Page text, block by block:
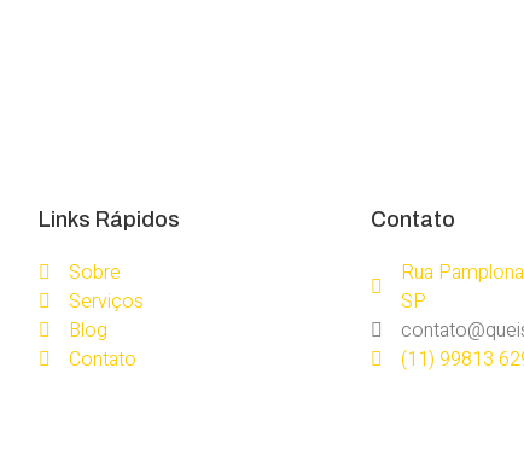
Links Rápidos
Sobre
Serviços
Blog
Contato
Contato
Rua
SP
(11) 99813